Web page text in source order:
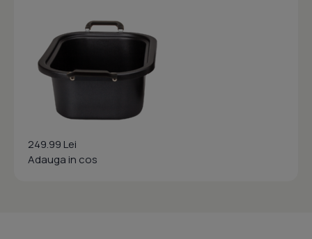
249.99 Lei
Adauga in cos